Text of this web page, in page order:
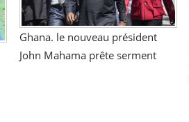
Ghana. le nouveau président
John Mahama prête serment